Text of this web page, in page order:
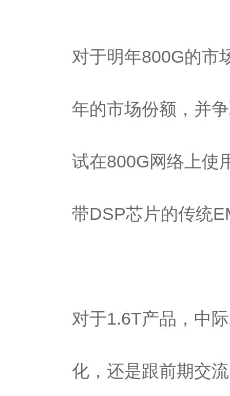
对于明年800G的市
年的市场份额，并
试在800G网络上使
带DSP芯片的传统
对于1.6T产品，中
化，还是跟前期交